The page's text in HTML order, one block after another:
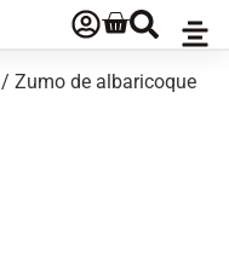
/ Zumo de albaricoque